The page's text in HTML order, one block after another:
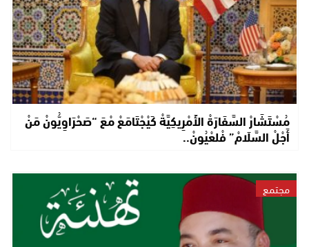
مُسْتَشَارْ السَّفَارَةْ الأَمْرِيكِيَّةْ كَيْجْتَامَعْ مْعَ “صَحْرَاوِيُّونْ مَنْ
أَجْلْ السَّلَامْ” فْلعْيُونْ..
مجتمع